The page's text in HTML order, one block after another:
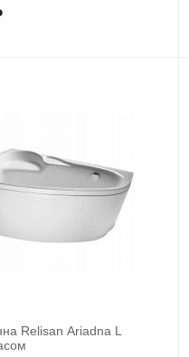
Relisan Ariadna L